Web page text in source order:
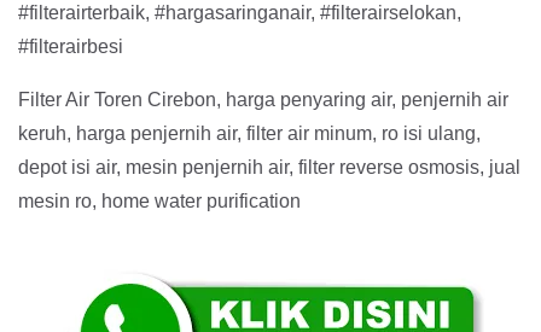
#filterairterbaik, #hargasaringanair, #filterairselokan,
#filterairbesi
Filter Air Toren Cirebon, harga penyaring air, penjernih air
keruh, harga penjernih air, filter air minum, ro isi ulang,
depot isi air, mesin penjernih air, filter reverse osmosis, jual
mesin ro, home water purification